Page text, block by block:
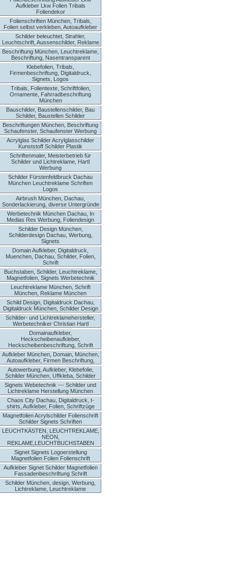
Aufkleber Lkw Folien Tribals
Foliendekor
Folienschriften München, Tribals,
Folien selbst verkleben, Autoaufkleber
Schilder beleuchtet, Strahler,
Leuchtschrift, Aussenschilder, Reklame
Beschriftung München, Leuchtreklame,
Beschriftung, Nasentransparent
Klebefolien, Tribals,
Firmenbeschriftung, Digitaldruck,
Signets, Logos
Tribals, Folientexte, Schriftfolien,
Ornamente, Fahrradbeschriftung
München
Bauschilder, Baustellenschilder, Bau
Schilder, Baustellen Schilder
Beschriftungen München, Beschriftung
Schaufenster, Schaufenster Werbung
Acrylglas Schilder Acrylglasschilder
Kunststoff Schilder Plastik
Schriftenmaler, Meisterbetrieb für
Schilder und Lichtreklame, Hartl
Werbung
Schilder Fürstenfeldbruck Dachau
München Leuchtreklame Schriften
Logos
Airbrush München, Dachau,
Sonderlackierung, diverse Untergründe
Werbetechnik München Dachau, In
Medias Res Werbung, Foliendesign
Schilder Design München,
Schilderdesign Dachau, Werbung,
Signets
Domain Aufkleber, Digitaldruck,
Muenchen, Dachau, Schilder, Folien,
Schrift
Buchstaben, Schilder, Leuchtreklame,
Magnetfolien, Signets Werbetechnik
Leuchtreklame München, Schrift
München, Reklame München
Schild Design, Digitaldruck Dachau,
Digitaldruck München, Schilder Design
Schilder- und Lichtreklamehersteller,
Werbetechniker Christian Hartl
Domainaufkleber,
Heckscheibenaufkleber,
Heckscheibenbeschriftung, Schrift
Aufkleber München, Domain, München,
Autoaufkleber, Firmen Beschriftung,
Autowerbung, Aufkleber, Klebefolie,
Schilder München, Uffkleba, Schilder
Signets Webetechnik --- Schilder und
Lichtreklame Herstellung München
Chaos City Dachau, Digitaldruck, t-
shirts, Aufkleber, Folien, Schriftzüge
Magnetfolien Acrylschilder Folienschrift
Schilder Signets Schriften
LEUCHTKÄSTEN, LEUCHTREKLAME,
NEON,
REKLAME,LEUCHTBUCHSTABEN
Signet Signets Logoerstellung
Magnetfolien Folien Folienschrift
Aufkleber Signet Schilder Magnetfolien
Fassadenbeschriftung Schrift
Schilder München, design, Werbung,
Lichtreklame, Leuchtreklame